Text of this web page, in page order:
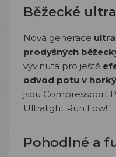
Běžecké
Nová generace
prodyšných
vyvinuta pro ještě
odvod potu v
jsou Compressport
Ultralight Run Low!
Pohodlné a